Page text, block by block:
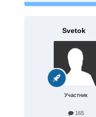
Svetok
Участник
165